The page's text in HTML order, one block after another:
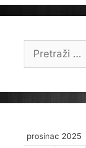
Pretraži:
prosinac 2025